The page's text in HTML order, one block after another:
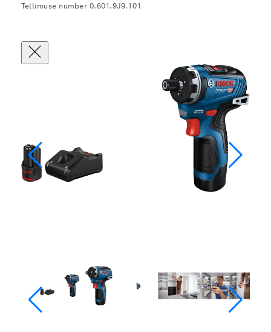
Tellimuse number 0.601.9J9.101